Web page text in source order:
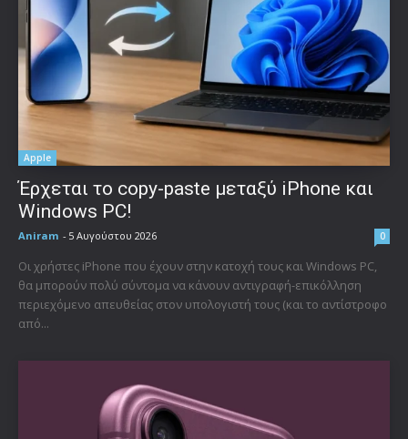
Apple
Έρχεται το copy-paste μεταξύ iPhone και
Windows PC!
Aniram - 5 Αυγούστου 2026 0
Οι χρήστες iPhone που έχουν στην κατοχή τους και Windows PC,
θα μπορούν πολύ σύντομα να κάνουν αντιγραφή-επικόλληση
περιεχόμενο απευθείας στον υπολογιστή τους (και το αντίστροφο
από...